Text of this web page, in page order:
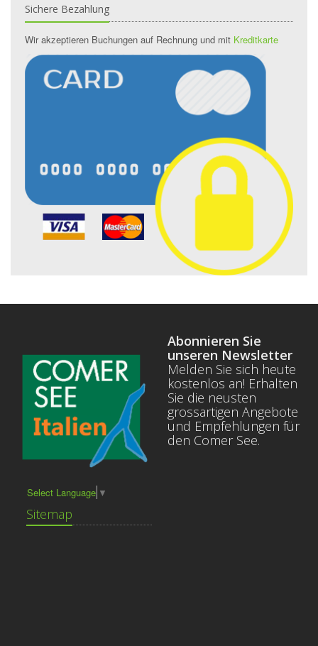
Sichere Bezahlung
Wir akzeptieren Buchungen auf Rechnung und mit Kreditkarte
Select Language ▼
Sitemap
Abonnieren Sie
unseren Newsletter
Melden Sie sich heute
kostenlos an! Erhalten
Sie die neusten
grossartigen Angebote
und Empfehlungen für
den Comer See.